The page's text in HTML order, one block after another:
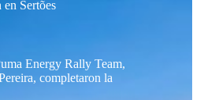
en Sertões
Energy Rally Team,
completaron la